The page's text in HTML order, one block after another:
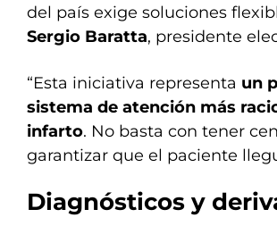
del país exige soluciones
Sergio Baratta, presidente
“Esta iniciativa representa un
sistema de atención más
infarto. No basta con tener
garantizar que el paciente
Diagnósticos y